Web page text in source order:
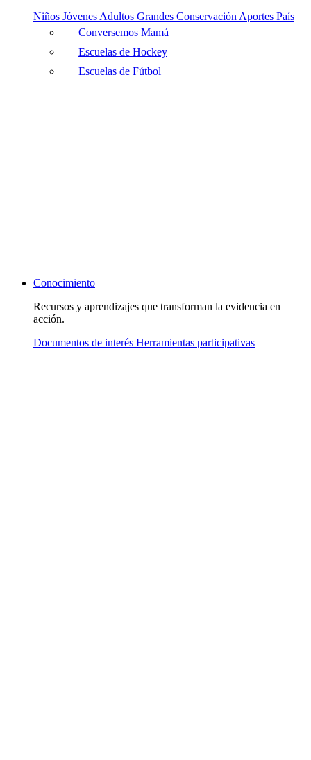
Niños Jóvenes Adultos Grandes Conservación Aportes País
Conversemos Mamá
Escuelas de Hockey
Escuelas de Fútbol
Conocimiento
Recursos y aprendizajes que transforman la evidencia en
acción.
Documentos de interés Herramientas participativas